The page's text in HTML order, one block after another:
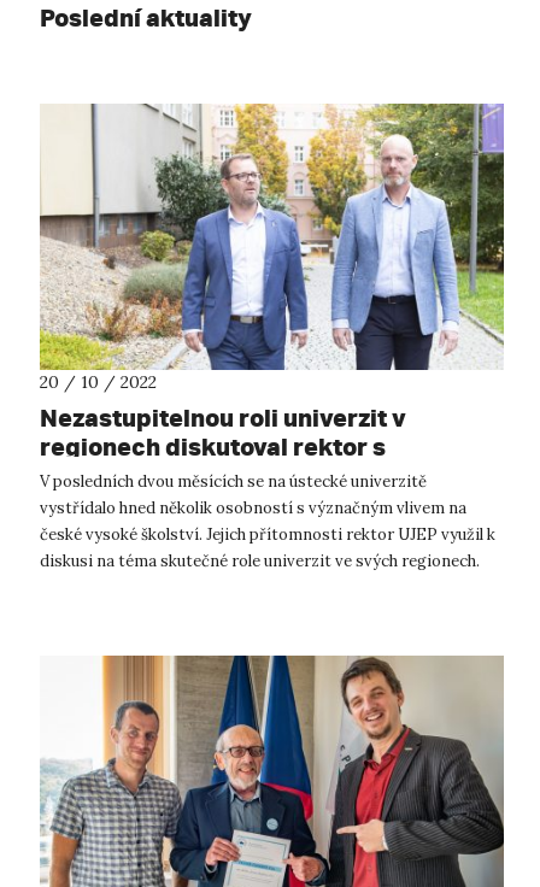
Poslední aktuality
20 / 10 / 2022
Nezastupitelnou roli univerzit v
regionech diskutoval rektor s
vrcholnými zástupci vysokého školství
V posledních dvou měsících se na ústecké univerzitě
vystřídalo hned několik osobností s význačným vlivem na
české vysoké školství. Jejich přítomnosti rektor UJEP využil k
diskusi na téma skutečné role univerzit ve svých regionech.